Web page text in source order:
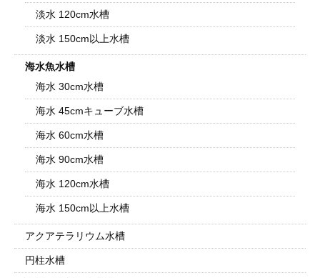
淡水 120cm水槽
淡水 150cm以上水槽
海水魚水槽
海水 30cm水槽
海水 45cmキューブ水槽
海水 60cm水槽
海水 90cm水槽
海水 120cm水槽
海水 150cm以上水槽
アクアテラリウム水槽
円柱水槽